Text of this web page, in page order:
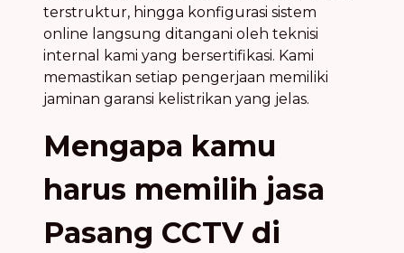
terstruktur, hingga konfigurasi sistem
online langsung ditangani oleh teknisi
internal kami yang bersertifikasi. Kami
memastikan setiap pengerjaan memiliki
jaminan garansi kelistrikan yang jelas.
Mengapa kamu
harus memilih jasa
Pasang CCTV di